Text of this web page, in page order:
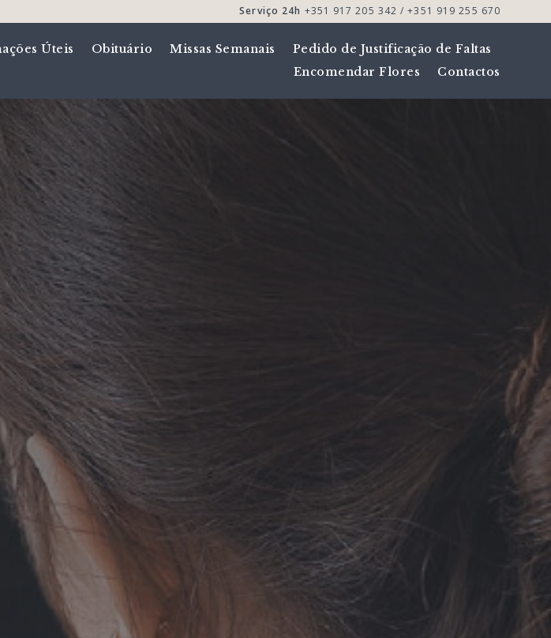
Serviço 24h +351 917 205 342 / +351 919 255 670
Úteis Obituário Missas Semanais
Pedido de Justificação de Faltas
Encomendar Flores
Contactos